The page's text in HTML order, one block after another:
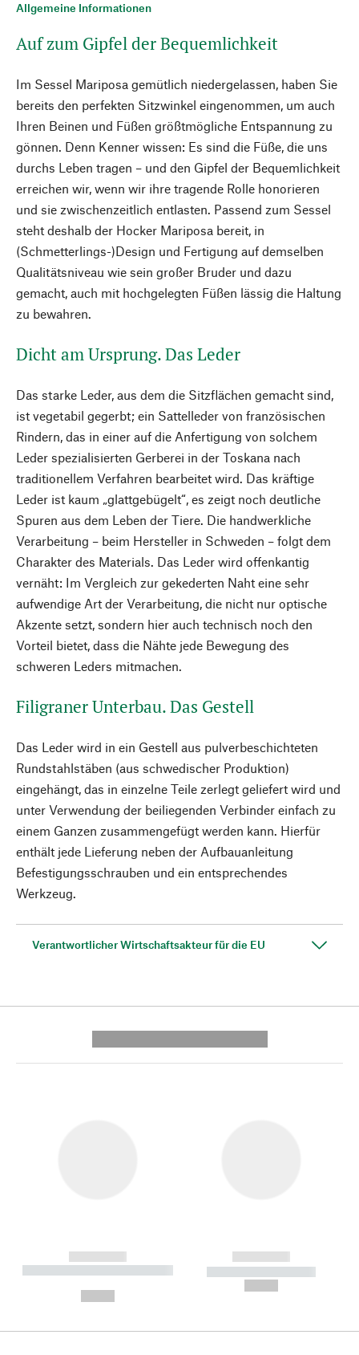
Allgemeine Informationen
Auf zum Gipfel der Bequemlichkeit
Im Sessel Mariposa gemütlich niedergelassen, haben Sie
bereits den perfekten Sitzwinkel eingenommen, um auch
Ihren Beinen und Füßen größtmögliche Entspannung zu
gönnen. Denn Kenner wissen: Es sind die Füße, die uns
durchs Leben tragen – und den Gipfel der Bequemlichkeit
erreichen wir, wenn wir ihre tragende Rolle honorieren
und sie zwischenzeitlich entlasten. Passend zum Sessel
steht deshalb der Hocker Mariposa bereit, in
(Schmetterlings-)Design und Fertigung auf demselben
Qualitätsniveau wie sein großer Bruder und dazu
gemacht, auch mit hochgelegten Füßen lässig die Haltung
zu bewahren.
Dicht am Ursprung. Das Leder
Das starke Leder, aus dem die Sitzflächen gemacht sind,
ist vegetabil gegerbt; ein Sattelleder von französischen
Rindern, das in einer auf die Anfertigung von solchem
Leder spezialisierten Gerberei in der Toskana nach
traditionellem Verfahren bearbeitet wird. Das kräftige
Leder ist kaum „glattgebügelt“, es zeigt noch deutliche
Spuren aus dem Leben der Tiere. Die handwerkliche
Verarbeitung – beim Hersteller in Schweden – folgt dem
Charakter des Materials. Das Leder wird offenkantig
vernäht: Im Vergleich zur gekederten Naht eine sehr
aufwendige Art der Verarbeitung, die nicht nur optische
Akzente setzt, sondern hier auch technisch noch den
Vorteil bietet, dass die Nähte jede Bewegung des
schweren Leders mitmachen.
Filigraner Unterbau. Das Gestell
Das Leder wird in ein Gestell aus pulverbeschichteten
Rundstahlstäben (aus schwedischer Produktion)
eingehängt, das in einzelne Teile zerlegt geliefert wird und
unter Verwendung der beiliegenden Verbinder einfach zu
einem Ganzen zusammengefügt werden kann. Hierfür
enthält jede Lieferung neben der Aufbauanleitung
Befestigungsschrauben und ein entsprechendes
Werkzeug.
Verantwortlicher Wirtschaftsakteur für die EU
------------
----------- ----------- --------
------------
----------- -----------